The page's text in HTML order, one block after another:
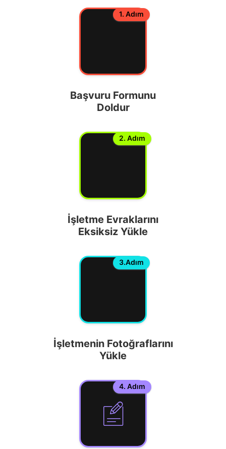
Başvuru Formunu
Doldur
1. Adım
İşletme Evraklarını
Eksiksiz Yükle
2. Adım
İşletmenin Fotoğraflarını
Yükle
3.Adım
4. Adım